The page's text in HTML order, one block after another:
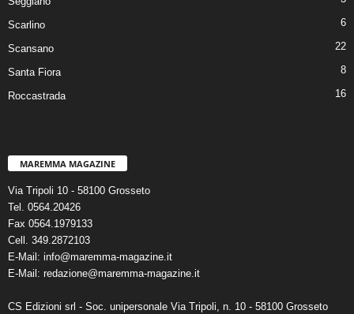
Scarlino 6
Scansano 22
Santa Fiora 8
Roccastrada 16
MAREMMA MAGAZINE
Via Tripoli 10 - 58100 Grosseto
Tel. 0564.20426
Fax 0564.1979133
Cell. 349.2872103
E-Mail: info@maremma-magazine.it
E-Mail: redazione@maremma-magazine.it
CS Edizioni srl - Soc. unipersonale Via Tripoli, n. 10 - 58100 Grosseto